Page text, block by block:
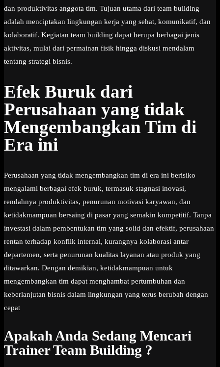
dan produktivitas anggota tim. Tujuan utama dari team building
adalah menciptakan lingkungan kerja yang sehat, komunikatif, dan
kolaboratif. Kegiatan team building dapat berupa berbagai jenis
aktivitas, mulai dari permainan fisik hingga diskusi mendalam
tentang strategi bisnis.
Efek Buruk dari
Perusahaan yang tidak
Mengembangkan Tim di
Era ini
Perusahaan yang tidak mengembangkan tim di era ini berisiko
mengalami berbagai efek buruk, termasuk stagnasi inovasi,
rendahnya produktivitas, penurunan motivasi karyawan, dan
ketidakmampuan bersaing di pasar yang semakin kompetitif. Tanpa
investasi dalam pembentukan tim yang solid dan efektif, perusahaan
rentan terhadap konflik internal, kurangnya kolaborasi antar
departemen, serta penurunan kualitas layanan atau produk yang
ditawarkan. Dengan demikian, ketidakmampuan untuk
mengembangkan tim dapat menghambat pertumbuhan dan
keberlanjutan bisnis dalam lingkungan yang terus berubah dengan
cepat
Apakah Anda Sedang Mencari
Trainer Team Building ?